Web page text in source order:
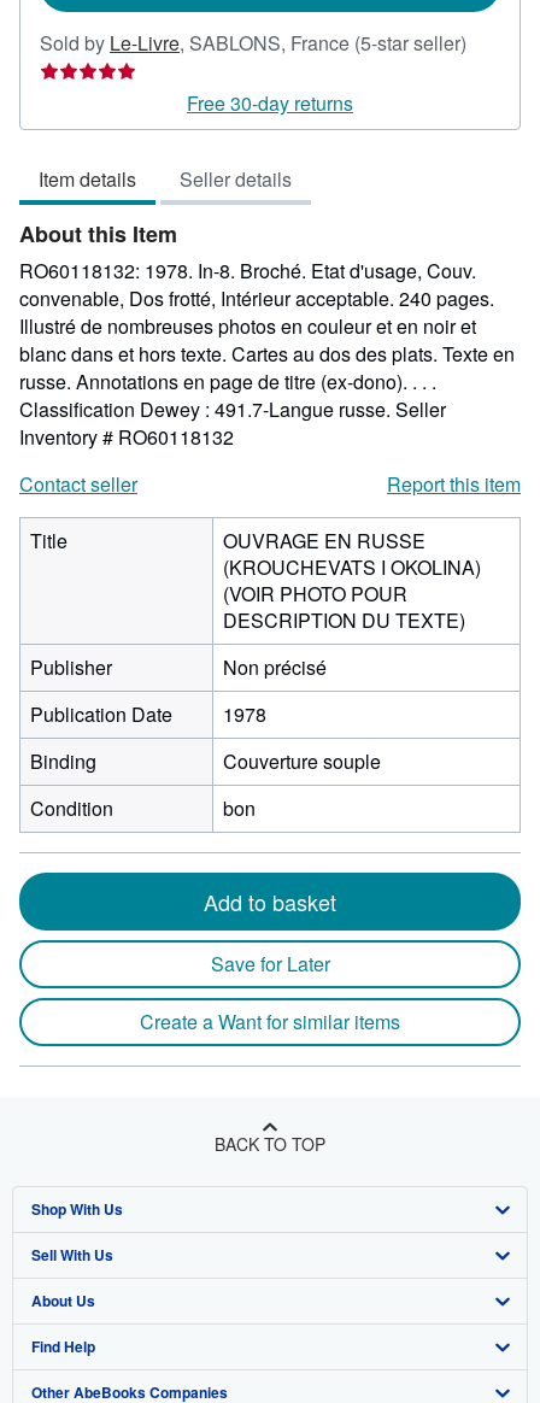
Sold by Le-Livre, SABLONS, France (5-star seller)
out
Free 30-day returns
Item details Seller details
About this Item
RO60118132: 1978. In-8. Broché. Etat d'usage, Couv.
convenable, Dos frotté, Intérieur acceptable. 240 pages.
Illustré de nombreuses photos en couleur et en noir et
blanc dans et hors texte. Cartes au dos des plats. Texte en
russe. Annotations en page de titre (ex-dono). . . .
Classification Dewey : 491.7-Langue russe. Seller
Inventory # RO60118132
Contact seller
Report this item
Title
OUVRAGE EN RUSSE
(KROUCHEVATS I OKOLINA)
(VOIR PHOTO POUR
DESCRIPTION DU TEXTE)
Publisher
Non précisé
Publication Date
1978
Binding
Couverture souple
Condition
bon
Add to basket
Save for Later
Create a Want for similar items
BACK TO TOP
Shop With Us
Advanced Search
Browse Collections
My Account
My Orders
Sell With Us
Start Selling
Join Our Affiliate Program
Book Buyback
About Us
About AbeBooks
Media
Find Help
Help
Other AbeBooks Companies